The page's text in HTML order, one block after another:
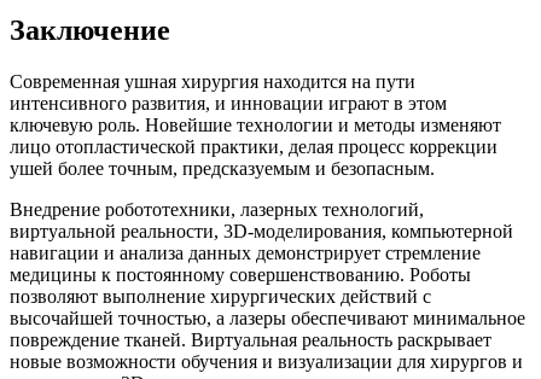
Заключение
Современная ушная хирургия находится на пути
интенсивного развития, и инновации играют в этом
ключевую роль. Новейшие технологии и методы изменяют
лицо отопластической практики, делая процесс коррекции
ушей более точным, предсказуемым и безопасным.
Внедрение робототехники, лазерных технологий,
виртуальной реальности, 3D-моделирования, компьютерной
навигации и анализа данных демонстрирует стремление
медицины к постоянному совершенствованию. Роботы
позволяют выполнение хирургических действий с
высочайшей точностью, а лазеры обеспечивают минимальное
повреждение тканей. Виртуальная реальность раскрывает
новые возможности обучения и визуализации для хирургов и